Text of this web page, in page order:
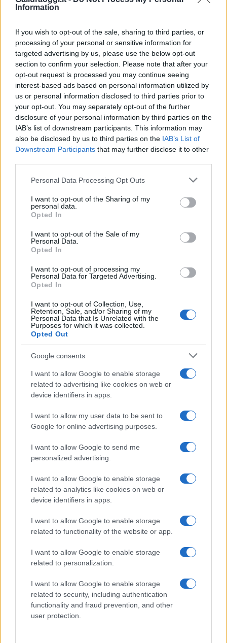
Information
If you wish to opt-out of the sale, sharing to third parties, or
processing of your personal or sensitive information for
targeted advertising by us, please use the below opt-out
section to confirm your selection. Please note that after your
opt-out request is processed you may continue seeing
interest-based ads based on personal information utilized by
us or personal information disclosed to third parties prior to
your opt-out. You may separately opt-out of the further
disclosure of your personal information by third parties on the
IAB’s list of downstream participants. This information may
also be disclosed by us to third parties on the IAB’s List of
Downstream Participants that may further disclose it to other
Please note that this website/app uses one or more Google
not limited to your visit or usage behaviour. You may click to
grant or deny consent to Google and its third-party tags to
use your data for below specified purposes in below Google
consent section.
Personal Data Processing Opt Outs
I want to opt-out of the Sharing of my
personal data.
Opted In
I want to opt-out of the Sale of my
Personal Data.
Opted In
I want to opt-out of processing my
Personal Data for Targeted Advertising.
Opted In
I want to opt-out of Collection, Use,
Retention, Sale, and/or Sharing of my
Personal Data that Is Unrelated with the
Purposes for which it was collected.
Opted Out
Google consents
I want to allow Google to enable storage
related to advertising like cookies on web or
device identifiers in apps.
I want to allow my user data to be sent to
Google for online advertising purposes.
I want to allow Google to send me
personalized advertising.
I want to allow Google to enable storage
related to analytics like cookies on web or
device identifiers in apps.
I want to allow Google to enable storage
related to functionality of the website or app.
I want to allow Google to enable storage
related to personalization.
I want to allow Google to enable storage
related to security, including authentication
functionality and fraud prevention, and other
user protection.
Vuoi rimuovere le pubblicità nazionali?
Puoi abbonarti asoli € 1,10 al mese
cliccandoqui
Sei già abbonato?
Puoi effettuare l'accesso andando nella
sezione Logindal menù del sito o
cliccandoqui
TEMI: Comune Edicola
Notizie in tempo reale?
Entra nel canale telegram di
Inviaci le tue segnalazioni,
i tuoi video e le tue foto
Su WhatsApp al numero +39
345 356 7512
Ricevi le nostre ultime news
daGoogle News
F
a
ce
b
o
o
k
T
w
it
te
r
Pi
n
te
re
st
W
h
at
s
A
p
p
S
a
re
Articolo precedente
Prossimo articolo
NOTIZIE RECENTI
Le previsioni meteo per il weekend a Olbia e in